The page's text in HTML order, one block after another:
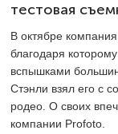
тестовая
В октябре
благодаря
вспышками
Стэнли взял его с
родео. О своих
компании Profoto.